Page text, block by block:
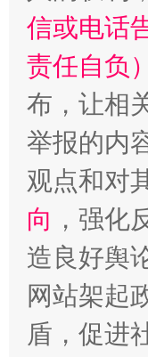
信或电话
责任自负）
布，让相
举报的内
观点和对
向 ，强化
造良好舆
网站架起
盾，促进